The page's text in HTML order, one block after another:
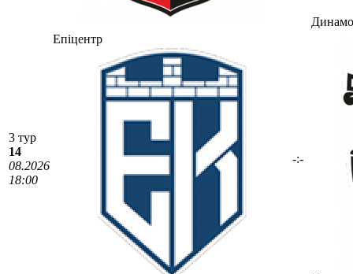
Динамо
3 тур
14
08.2026
18:00
Епіцентр
-:-